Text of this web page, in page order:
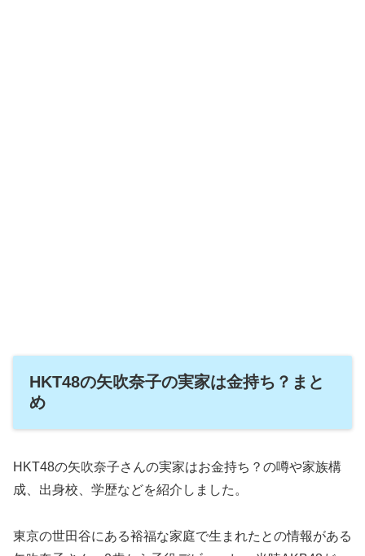
HKT48の矢吹奈子の実家は金持ち？まと
め
HKT48の矢吹奈子さんの実家はお金持ち？の噂や家族構
成、出身校、学歴などを紹介しました。
東京の世田谷にある裕福な家庭で生まれたとの情報がある